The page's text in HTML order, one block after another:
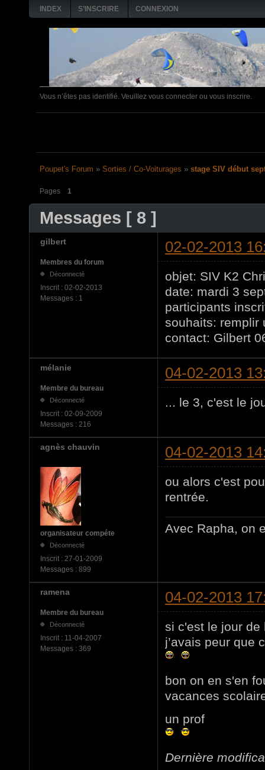
INDEX S’INSCRIRE CONNEXION
Vous n’êtes pas identifié. Veuillez vous connecter ou vous inscrire.
Poupet's Forum »Sorties / Co-Voiturages »stage SIV début
Pages 1
Messages [ 8 ]
gilbert 02-02-2013
Membres du forum
Déconnecté
Inscrit : 02-02-2013
Messages : 1
objet: SIV K2
date: mardi 3
participants
souhaits: remplir
contact: Gilbert
mélanie 04-02-2013
Membre du bureau
Déconnecté
Inscrit : 02-09-2009
Messages : 216
... le 3, c'est le
agnès chauvin 04-02-2013
organisateur compéte
Déconnecté
Inscrit : 27-01-2009
Messages : 899
ou alors c'est
rentrée.
Avec Rapha, on
ramena 04-02-2013
Membre du bureau
Déconnecté
Inscrit : 11-04-2007
Messages : 369
si c'est le jour
j’avais peur que
bon on en s'en
vacances
un prof
Dernière